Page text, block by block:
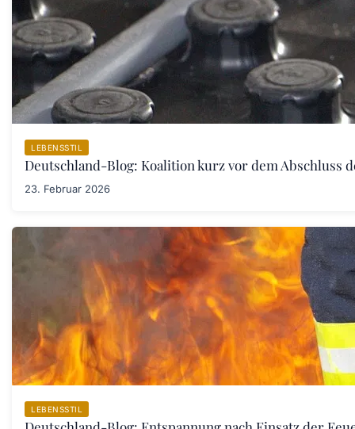
LEBENSSTIL
Deutschland-Blog: Koalition kurz vor dem Abschluss
23. Februar 2026
LEBENSSTIL